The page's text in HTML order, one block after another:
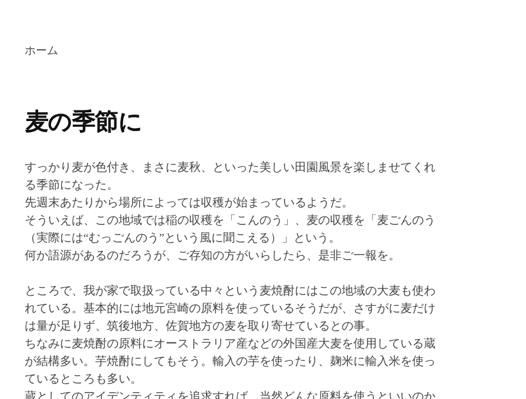
ホーム
麦の季節に
すっかり麦が色付き、まさに麦秋、といった美しい田園風景を楽しませてくれ
る季節になった。
先週末あたりから場所によっては収穫が始まっているようだ。
そういえば、この地域では稲の収穫を「こんのう」、麦の収穫を「麦ごんのう
（実際には“むっごんのう”という風に聞こえる）」という。
何か語源があるのだろうが、ご存知の方がいらしたら、是非ご一報を。
ところで、我が家で取扱っている中々という麦焼酎にはこの地域の大麦も使わ
れている。基本的には地元宮崎の原料を使っているそうだが、さすがに麦だけ
は量が足りず、筑後地方、佐賀地方の麦を取り寄せているとの事。
ちなみに麦焼酎の原料にオーストラリア産などの外国産大麦を使用している蔵
が結構多い。芋焼酎にしてもそう。輸入の芋を使ったり、麹米に輸入米を使っ
ているところも多い。
蔵としてのアイデンティティを追求すれば、当然どんな原料を使うといいのか